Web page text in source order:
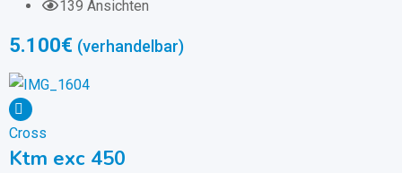
139 Ansichten
5.100€ (verhandelbar)
Cross
Ktm exc 450